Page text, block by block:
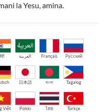
la Yesu, amina.
العربية Français Русский
日本語 বাংলা Tagalog
Việt Polski ไทย Türkçe